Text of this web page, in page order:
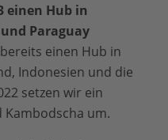
einen Hub in
Paraguay
einen Hub in
Indonesien und die
setzen wir ein
um.